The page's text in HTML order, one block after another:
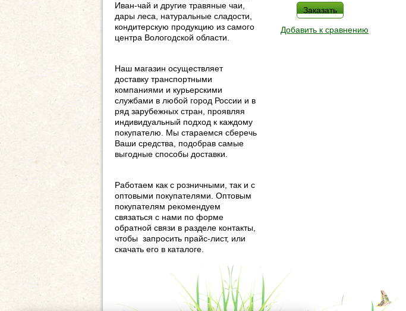
Иван-чай и другие травяные чаи,
дары леса, натуральные сладости,
кондитерскую продукцию из самого
центра Вологодской области.
Наш магазин осуществляет
доставку транспортными
компаниями и курьерскими
службами в любой город России и в
ряд зарубежных стран, проявляя
индивидуальный подход к каждому
покупателю. Мы стараемся сберечь
Ваши средства, подобрав самые
выгодные способы доставки.
Работаем как с розничными, так и с
оптовыми покупателями. Оптовым
покупателям рекомендуем
связаться с нами по форме
обратной связи в разделе контакты,
чтобы запросить прайс-лист, или
скачать его в каталоге.
Заказать
Добавить к сравнению